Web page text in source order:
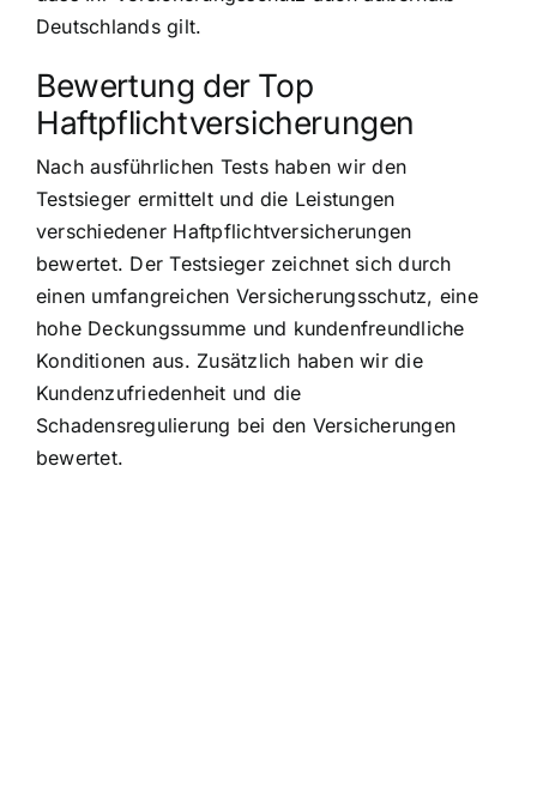
Deutschlands gilt.
Bewertung der Top
Haftpflichtversicherungen
Nach ausführlichen Tests haben wir den
Testsieger ermittelt und die Leistungen
verschiedener Haftpflichtversicherungen
bewertet. Der Testsieger zeichnet sich durch
einen umfangreichen Versicherungsschutz, eine
hohe Deckungssumme und kundenfreundliche
Konditionen aus. Zusätzlich haben wir die
Kundenzufriedenheit und die
Schadensregulierung bei den Versicherungen
bewertet.